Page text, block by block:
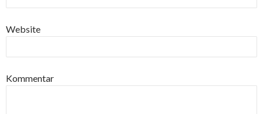
Website
Kommentar